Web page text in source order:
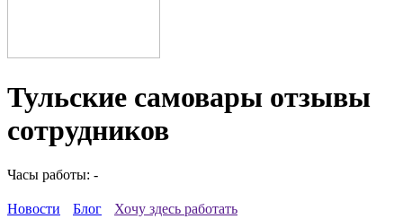
Тульские самовары отзывы
сотрудников
Часы работы: -
Новости Блог Хочу здесь работать